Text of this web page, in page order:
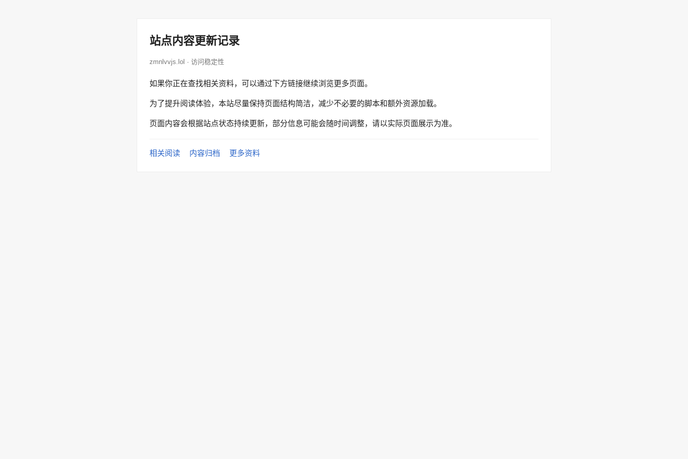
站点内容更新记录
zmnlvvjs.lol · 访问稳定性
如果你正在查找相关资料，可以通过下方链接继续浏览更多页面。
为了提升阅读体验，本站尽量保持页面结构简洁，减少不必要的脚本和额外资源加载。
页面内容会根据站点状态持续更新，部分信息可能会随时间调整，请以实际页面展示为准。
相关阅读 内容归档 更多资料